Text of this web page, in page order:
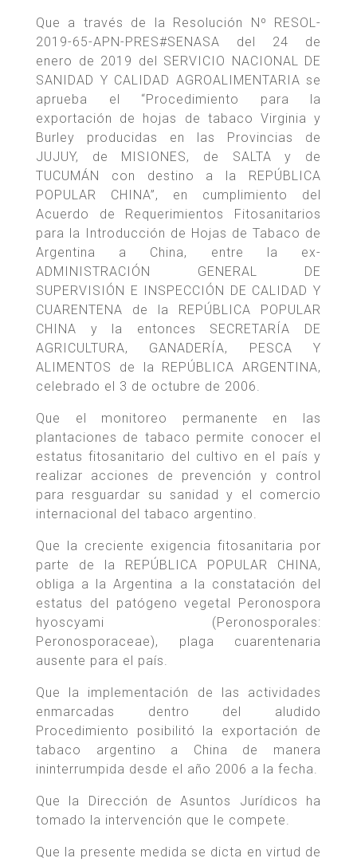
Que a través de la Resolución Nº RESOL-
2019-65-APN-PRES#SENASA del 24 de
enero de 2019 del SERVICIO NACIONAL DE
SANIDAD Y CALIDAD AGROALIMENTARIA se
aprueba el “Procedimiento para la
exportación de hojas de tabaco Virginia y
Burley producidas en las Provincias de
JUJUY, de MISIONES, de SALTA y de
TUCUMÁN con destino a la REPÚBLICA
POPULAR CHINA”, en cumplimiento del
Acuerdo de Requerimientos Fitosanitarios
para la Introducción de Hojas de Tabaco de
Argentina a China, entre la ex-
ADMINISTRACIÓN GENERAL DE
SUPERVISIÓN E INSPECCIÓN DE CALIDAD Y
CUARENTENA de la REPÚBLICA POPULAR
CHINA y la entonces SECRETARÍA DE
AGRICULTURA, GANADERÍA, PESCA Y
ALIMENTOS de la REPÚBLICA ARGENTINA,
celebrado el 3 de octubre de 2006.
Que el monitoreo permanente en las
plantaciones de tabaco permite conocer el
estatus fitosanitario del cultivo en el país y
realizar acciones de prevención y control
para resguardar su sanidad y el comercio
internacional del tabaco argentino.
Que la creciente exigencia fitosanitaria por
parte de la REPÚBLICA POPULAR CHINA,
obliga a la Argentina a la constatación del
estatus del patógeno vegetal Peronospora
hyoscyami (Peronosporales:
Peronosporaceae), plaga cuarentenaria
ausente para el país.
Que la implementación de las actividades
enmarcadas dentro del aludido
Procedimiento posibilitó la exportación de
tabaco argentino a China de manera
ininterrumpida desde el año 2006 a la fecha.
Que la Dirección de Asuntos Jurídicos ha
tomado la intervención que le compete.
Que la presente medida se dicta en virtud de